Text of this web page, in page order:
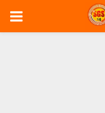
PRIMARY